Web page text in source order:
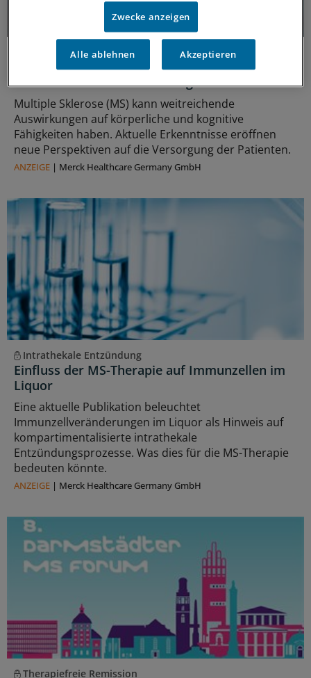
Update Multiple Sklerose: Aktuelle
Erkenntnisse und Entwicklungen
Multiple Sklerose (MS) kann weitreichende
Auswirkungen auf körperliche und kognitive
Fähigkeiten haben. Aktuelle Erkenntnisse eröffnen
neue Perspektiven auf die Versorgung der Patienten.
ANZEIGE | Merck Healthcare Germany GmbH
Intrathekale Entzündung
Einfluss der MS-Therapie auf Immunzellen im
Liquor
Eine aktuelle Publikation beleuchtet
Immunzellveränderungen im Liquor als Hinweis auf
kompartimentalisierte intrathekale
Entzündungsprozesse. Was dies für die MS-Therapie
bedeuten könnte.
ANZEIGE | Merck Healthcare Germany GmbH
Therapiefreie Remission
Zwecke anzeigen
Alle ablehnen Akzeptieren